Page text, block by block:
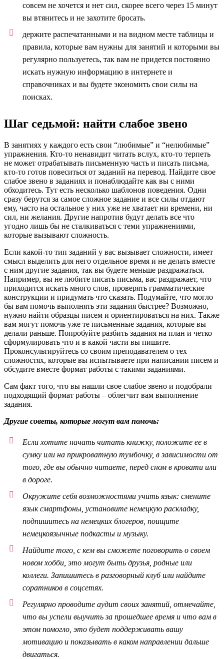
совсем не хочется и нет сил, скорее всего через 15 минут
вы втянитесь и не захотите бросать.
держите распечатанными и на видном месте таблицы и
правила, которые вам нужны для занятий и которыми вы
регулярно пользуетесь, так вам не придется постоянно
искать нужную информацию в интернете и
справочниках и вы будете экономить свои силы на
поисках.
Шаг седьмой: найти слабое звено
В занятиях у каждого есть свои “любимые” и “нелюбимые”
упражнения. Кто-то ненавидит читать вслух, кто-то терпеть
не может отрабатывать письменную часть и писать письма,
кто-то готов повеситься от заданий на перевод. Найдите свое
слабое звено в заданиях и понаблюдайте как вы с ними
обходитесь. Тут есть несколько шаблонов поведения. Одни
сразу берутся за самое сложное задание и все силы отдают
ему, часто на остальное у них уже не хватает ни времени, ни
сил, ни желания. Другие напротив будут делать все что
угодно лишь бы не сталкиваться с теми упражнениями,
которые вызывают сложность.
Если какой-то тип заданий у вас вызывает сложности, имеет
смысл выделить для него отдельное время и не делать вместе
с ним другие задания, так вы будете меньше раздражаться.
Например, вы не любите писать письма, вас раздражает, что
приходится искать много слов, проверять грамматические
конструкции и придумать что сказать. Подумайте, что могло
бы вам помочь выполнять эти задания быстрее? Возможно,
нужно найти образцы писем и ориентироваться на них. Также
вам могут помочь уже те письменные задания, которые вы
делали раньше. Попробуйте разбить задания на план и четко
сформулировать что и в какой части вы пишите.
Проконсультируйтесь со своим преподавателем о тех
сложностях, которые вы испытываете при написании писем и
обсудите вместе формат работы с такими заданиями.
Сам факт того, что вы нашли свое слабое звено и подобрали
подходящий формат работы – облегчит вам выполнение
задания.
Другие советы, которые могут вам помочь:
Если хотите начать читать книжку, положите ее в
сумку или на прикроватную тумбочку, в зависимости от
того, где вы обычно читаете, перед сном в кровати или
в дороге.
Окружите себя возможностями учить язык: смените
язык смартфоны, установите немецкую раскладку,
подпишитесь на немецких блогеров, поищите
немецкоязычные подкасты и музыку.
Найдите того, с кем вы сможете поговорить о своем
новом хобби, это могут быть друзья, родные или
коллеги. Запишитесь в разговорный клуб или найдите
соратников в соцсетях.
Регулярно проводите аудит своих занятий, отмечайте,
что вы успели выучить за прошедшее время и что вам в
этом помогло, это будет поддерживать вашу
мотивацию и показывать в каком направлении дальше
двигаться.